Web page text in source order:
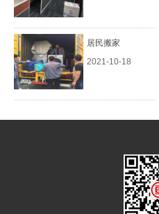
居民搬家
2021-10-18